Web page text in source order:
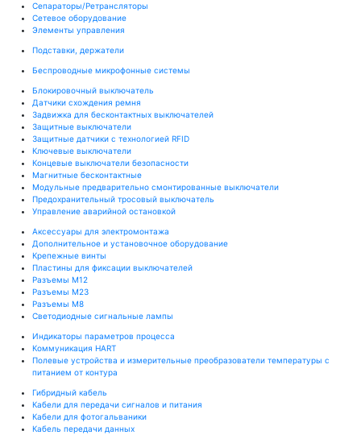
Сепараторы/Ретрансляторы
Сетевое оборудование
Элементы управления
Подставки, держатели
Беспроводные микрофонные системы
Блокировочный выключатель
Датчики схождения ремня
Задвижка для бесконтактных выключателей
Защитные выключатели
Защитные датчики с технологией RFID
Ключевые выключатели
Концевые выключатели безопасности
Магнитные бесконтактные
Модульные предварительно смонтированные выключатели
Предохранительный тросовый выключатель
Управление аварийной остановкой
Аксессуары для электромонтажа
Дополнительное и установочное оборудование
Крепежные винты
Пластины для фиксации выключателей
Разъемы M12
Разъемы M23
Разъемы M8
Светодиодные сигнальные лампы
Индикаторы параметров процесса
Коммуникация HART
Полевые устройства и измерительные преобразователи температуры с
питанием от контура
Гибридный кабель
Кабели для передачи сигналов и питания
Кабели для фотогальваники
Кабель передачи данных